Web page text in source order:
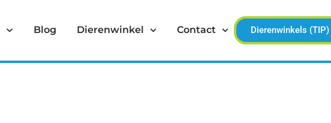
Blog Dierenwinkel Contact Dierenwinkels (TIP)